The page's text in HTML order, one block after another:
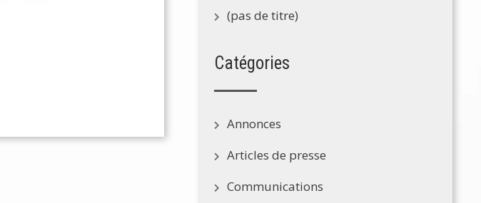
(pas de titre)
Catégories
Annonces
Articles de presse
Communications